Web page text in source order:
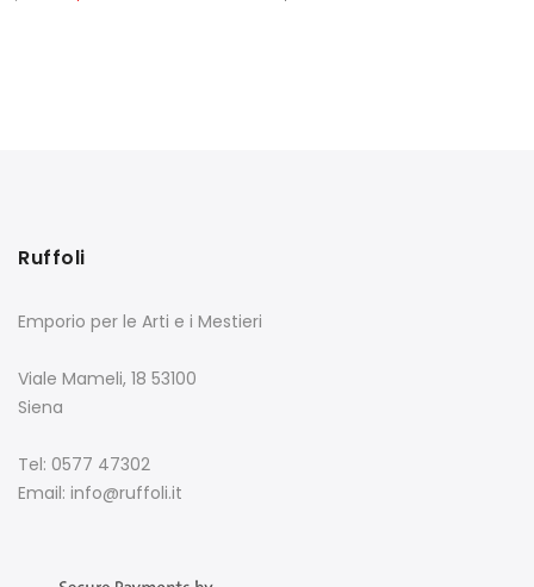
Ruffoli
Emporio per le Arti e i Mestieri
Viale Mameli, 18 53100
Siena
Tel: 0577 47302
Email: info@ruffoli.it